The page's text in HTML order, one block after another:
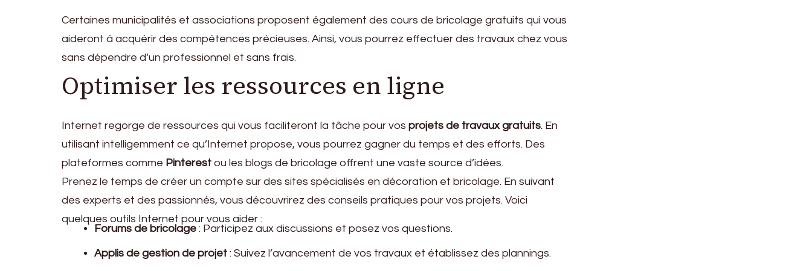
Certaines municipalités et associations proposent également des cours de bricolage gratuits qui vous
aideront à acquérir des compétences précieuses. Ainsi, vous pourrez effectuer des travaux chez vous
sans dépendre d’un professionnel et sans frais.
Optimiser les ressources en ligne
Internet regorge de ressources qui vous faciliteront la tâche pour vos projets de travaux gratuits. En
utilisant intelligemment ce qu’Internet propose, vous pourrez gagner du temps et des efforts. Des
plateformes comme Pinterest ou les blogs de bricolage offrent une vaste source d’idées.
Prenez le temps de créer un compte sur des sites spécialisés en décoration et bricolage. En suivant
des experts et des passionnés, vous découvrirez des conseils pratiques pour vos projets. Voici
quelques outils Internet pour vous aider :
Forums de bricolage : Participez aux discussions et posez vos questions.
Applis de gestion de projet : Suivez l’avancement de vos travaux et établissez des plannings.